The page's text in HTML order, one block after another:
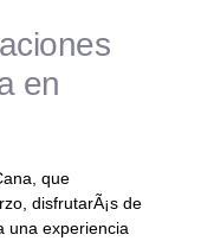
en
que
disfrutarÃ¡s de
una experiencia